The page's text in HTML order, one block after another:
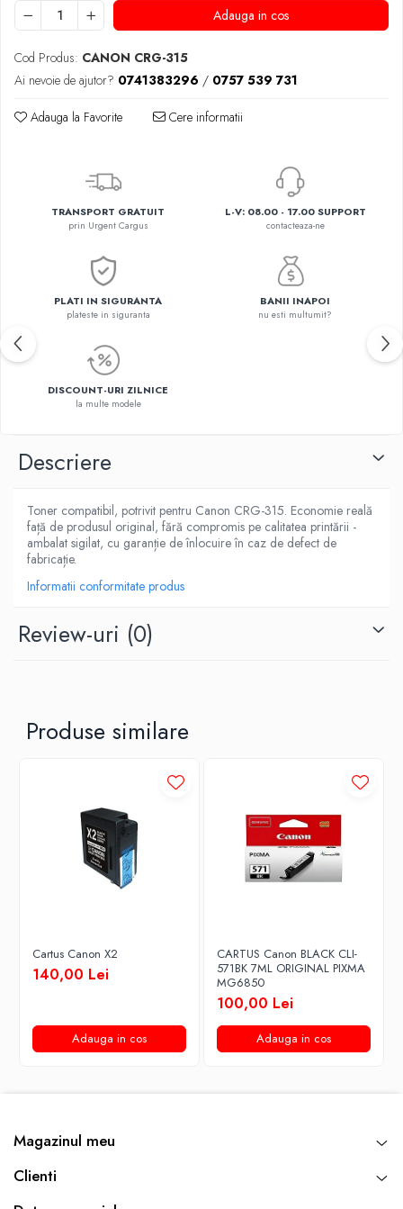
Adauga in cos
Cod Produs: CANON CRG-315
Ai nevoie de ajutor? 0741383296 / 0757 539 731
Adauga la Favorite Cere informatii
TRANSPORT GRATUIT
prin Urgent Cargus
L-V: 08.00 - 17.00 SUPPORT
contacteaza-ne
PLATI IN SIGURANTA
plateste in siguranta
BANII INAPOI
nu esti multumit?
DISCOUNT-URI ZILNICE
la multe modele
Descriere
Toner compatibil, potrivit pentru Canon CRG-315. Economie reală
față de produsul original, fără compromis pe calitatea printării -
ambalat sigilat, cu garanție de înlocuire în caz de defect de
fabricație.
Informatii conformitate produs
Review-uri (0)
Produse similare
Cartus Canon X2
140,00 Lei
Adauga in cos
CARTUS Canon BLACK CLI-
571BK 7ML ORIGINAL PIXMA
MG6850
100,00 Lei
Adauga in cos
Magazinul meu
Clienti